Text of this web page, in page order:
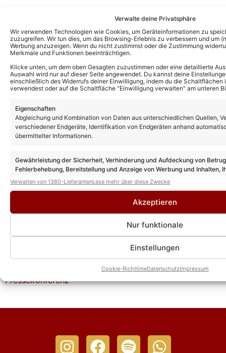
Verwalte deine Privatsphäre
Wir verwenden Technologien wie Cookies, um Geräteinformationen zu
zuzugreifen. Wir tun dies, um das Browsing-Erlebnis zu verbessern und um
Werbung anzuzeigen. Wenn du nicht zustimmst oder die Zustimmung
Merkmale und Funktionen beeinträchtigen.
Klicke unten, um dem oben Gesagten zuzustimmen oder eine detaillierte
Auswahl wird nur auf dieser Seite angewendet. Du kannst deine
einschließlich des Widerrufs deiner Einwilligung, indem du die
verwendest oder auf die Schaltfläche "Einwilligung verwalten" am unteren
Eigenschaften
Abgleichung und Kombination von Daten aus unterschiedlichen Quellen,
verschiedener Endgeräte, Identifikation von Endgeräten anhand
übermittelter Informationen.
Gewährleistung der Sicherheit, Verhinderung und Aufdeckung von
Fehlerbehebung, Bereitstellung und Anzeige von Werbung und Inhalten,
Entscheidungen zum Datenschutz speichern und übermitteln.
Verwalten von 1380-LieferantenLese mehr über diese Zwecke
Akzeptieren
Nur funktionale
Einstellungen
Cookie-RichtlinieDatenschutzImpressum
Das könnte Euch auch interessieren:
Abschiedstour ist – und findet herzliche
Worte!
Abschiedstour: Fans dürfen sich auf
Überraschungen freuen
Bernhard Brink erinnert an Gerhard
Kämpfe: „Dieser Mann für mein Leben
ganz, ganz wichtig“
Bernhard Brink: Die schönsten Fotos der
Pressekonferenz zur Abschiedstour